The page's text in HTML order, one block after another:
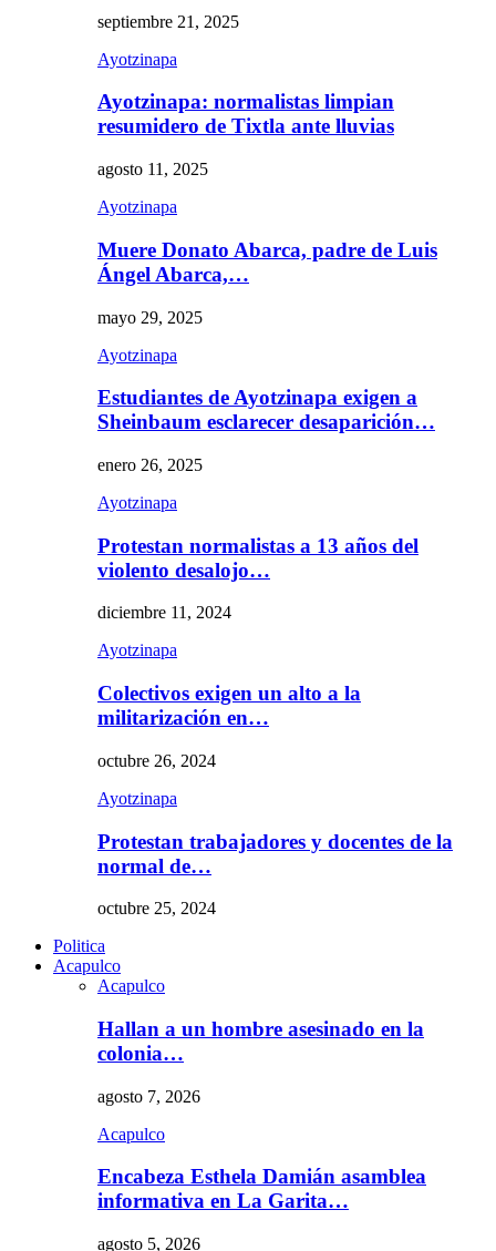
septiembre 21, 2025
Ayotzinapa
Ayotzinapa: normalistas limpian
resumidero de Tixtla ante lluvias
agosto 11, 2025
Ayotzinapa
Muere Donato Abarca, padre de Luis
Ángel Abarca,…
mayo 29, 2025
Ayotzinapa
Estudiantes de Ayotzinapa exigen a
Sheinbaum esclarecer desaparición…
enero 26, 2025
Ayotzinapa
Protestan normalistas a 13 años del
violento desalojo…
diciembre 11, 2024
Ayotzinapa
Colectivos exigen un alto a la
militarización en…
octubre 26, 2024
Ayotzinapa
Protestan trabajadores y docentes de la
normal de…
octubre 25, 2024
Politica
Acapulco
Acapulco
Hallan a un hombre asesinado en la
colonia…
agosto 7, 2026
Acapulco
Encabeza Esthela Damián asamblea
informativa en La Garita…
agosto 5, 2026